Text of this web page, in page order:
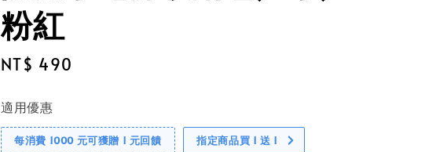
粉紅
Regular
NT$ 490
適用優惠
每消費 1000 元可獲贈 1 元回饋 指定商品買 1 送 1